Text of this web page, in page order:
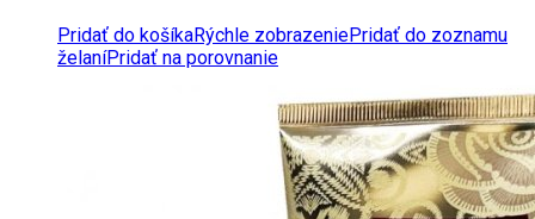
Pridať do košíkaRýchle zobrazeniePridať do zoznamu
želaníPridať na porovnanie